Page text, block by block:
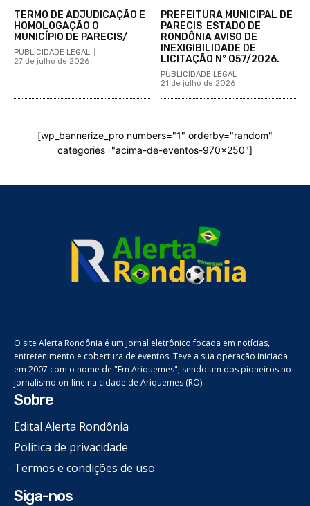
TERMO DE ADJUDICAÇÃO E
HOMOLOGAÇÃO O
MUNICÍPIO DE PARECIS/
PUBLICIDADE LEGAL
27 de julho de 2026
PREFEITURA MUNICIPAL DE
PARECIS ESTADO DE
RONDÔNIA AVISO DE
INEXIGIBILIDADE DE
LICITAÇÃO N° 057/2026.
PUBLICIDADE LEGAL
21 de julho de 2026
[wp_bannerize_pro numbers="1" orderby="random"
categories="acima-de-eventos-970x250"]
O site Alerta Rondônia é um jornal eletrônico focada em notícias,
entretenimento e cobertura de eventos. Teve a sua operação iniciada
em 2007 com o nome de "Em Ariquemes", sendo um dos pioneiros no
jornalismo on-line na cidade de Ariquemes (RO).
Sobre
Edital Alerta Rondônia
Politica de privacidade
Termos e condições de uso
Siga-nos